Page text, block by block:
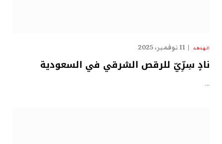
الهدهد 11 نوفمبر، 2025
نادٍ سِرِّيّ للرقص الشرقي في السعودية
…